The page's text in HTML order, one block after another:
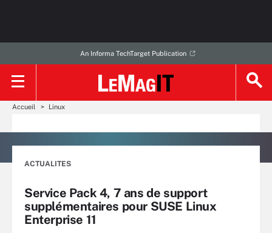
An Informa TechTarget Publication
Accueil Linux
ACTUALITES
Service Pack 4, 7 ans de support
supplémentaires pour SUSE Linux
Enterprise 11